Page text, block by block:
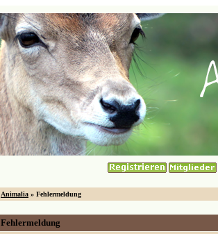
Animalia » Fehlermeldung
Fehlermeldung